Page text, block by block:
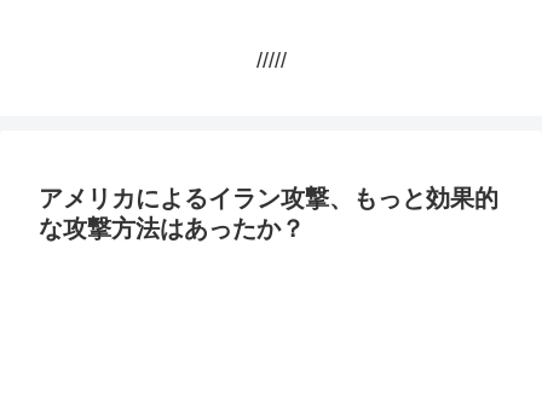
/////
アメリカによるイラン攻撃、もっと効果的
な攻撃方法はあったか？